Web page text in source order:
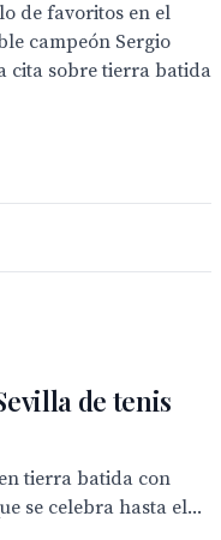
de favoritos en el
campeón Sergio
cita sobre tierra batida
de tenis
tierra batida con
se celebra hasta el...